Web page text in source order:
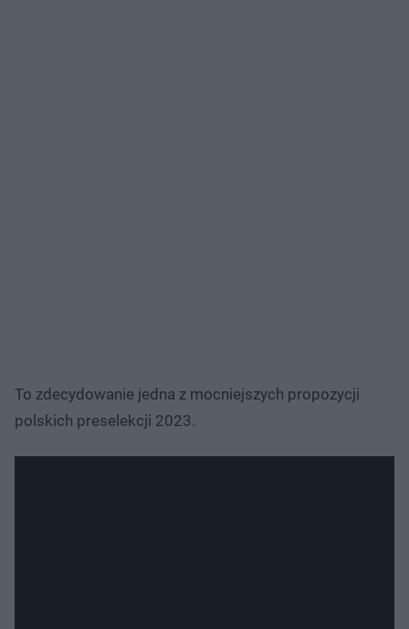
To zdecydowanie jedna z mocniejszych propozycji
polskich preselekcji 2023.